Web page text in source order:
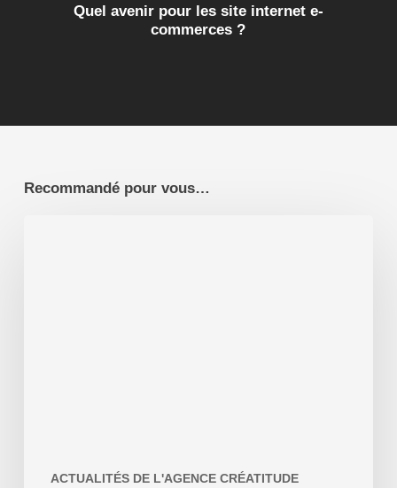
Quel avenir pour les site internet e-
commerces ?
Recommandé pour vous…
ACTUALITÉS DE L'AGENCE CRÉATITUDE